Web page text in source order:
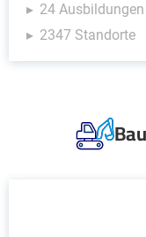
24 Ausbildungen
2347 Standorte